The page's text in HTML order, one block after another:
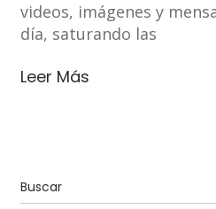
videos, imágenes y
día, saturando las
Leer Más